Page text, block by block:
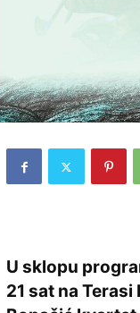
U sklopu
21 sat na